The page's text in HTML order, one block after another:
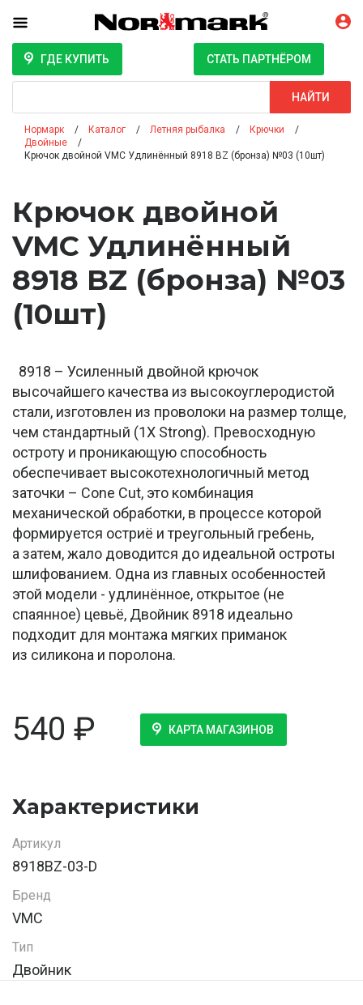
ГДЕ КУПИТЬ СТАТЬ ПАРТНЁРОМ
НАЙТИ
Нормарк Каталог Летняя рыбалка
Крючки
Двойные
Крючок двойной VMC Удлинённый 8918 BZ (бронза) №03 (10шт)
Крючок двойной
VMC Удлинённый
8918 BZ (бронза) №03
(10шт)
8918 – Усиленный двойной крючок
высочайшего качества из высокоуглеродистой
стали, изготовлен из проволоки на размер толще,
чем стандартный (1Х Strong). Превосходную
остроту и проникающую способность
обеспечивает высокотехнологичный метод
заточки – Cone Cut, это комбинация
механической обработки, в процессе которой
формируется остриё и треугольный гребень,
а затем, жало доводится до идеальной остроты
шлифованием. Одна из главных особенностей
этой модели - удлинённое, открытое (не
спаянное) цевьё, Двойник 8918 идеально
подходит для монтажа мягких приманок
из силикона и поролона.
540 ₽ КАРТА МАГАЗИНОВ
Характеристики
Артикул
8918BZ-03-D
Бренд
VMC
Тип
Двойник